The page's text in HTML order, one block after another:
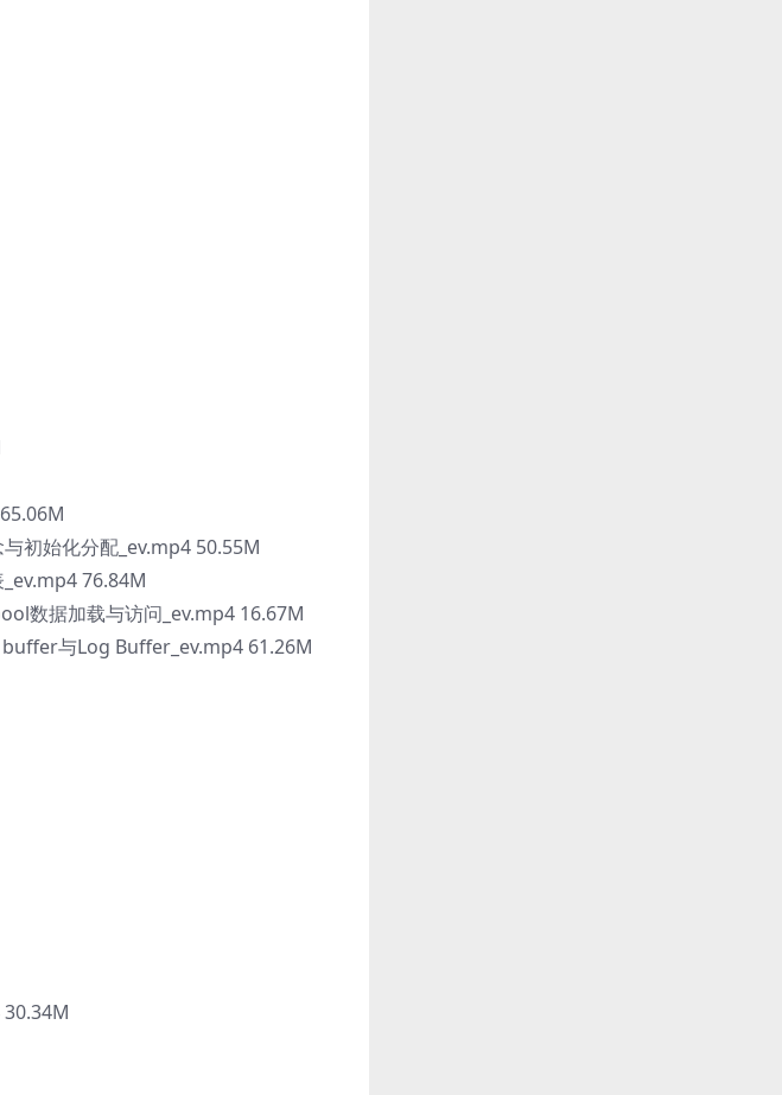
初始化分配_ev.mp4 50.55M
76.84M
数据加载与访问_ev.mp4 16.67M
与Log Buffer_ev.mp4 61.26M